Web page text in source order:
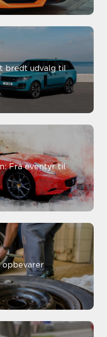
bredt udvalg til
Fra eventyr til
opbevarer